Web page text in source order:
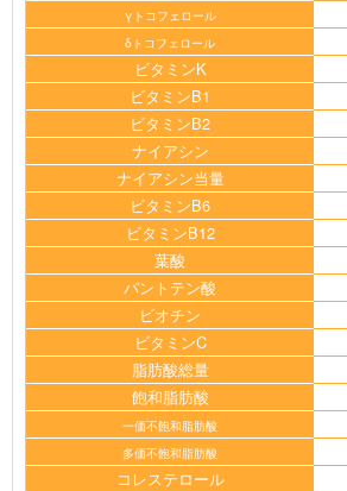
γトコフェロール
δトコフェロール
ビタミンK
ビタミンB1
ビタミンB2
ナイアシン
ナイアシン当量
ビタミンB6
ビタミンB12
葉酸
パントテン酸
ビオチン
ビタミンC
脂肪酸総量
飽和脂肪酸
一価不飽和脂肪酸
多価不飽和脂肪酸
コレステロール